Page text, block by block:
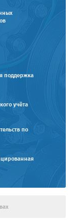
поддержка
учёта
по